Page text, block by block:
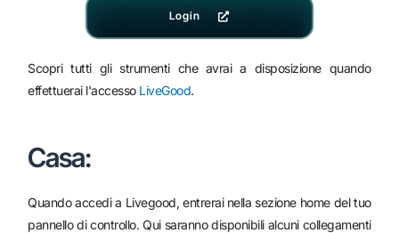
Login
Scopri tutti gli strumenti che avrai a disposizione quando
effettuerai l'accesso LiveGood.
Casa:
Quando accedi a Livegood, entrerai nella sezione home del tuo
pannello di controllo. Qui saranno disponibili alcuni collegamenti